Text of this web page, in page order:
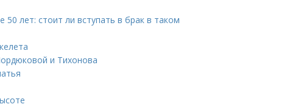
лет: стоит ли вступать в брак в таком
и Тихонова